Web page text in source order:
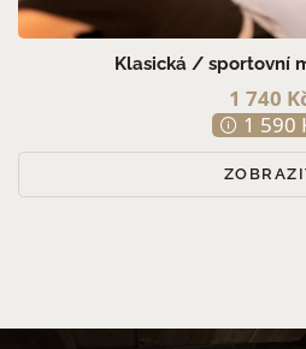
Klasická / sportovní
1 740
1 590